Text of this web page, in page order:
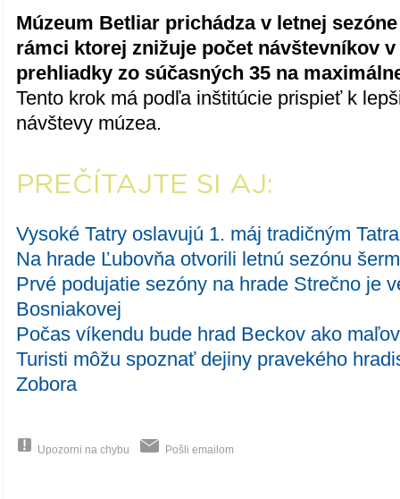
Múzeum Betliar prichádza v letnej
rámci ktorej znižuje počet návštevníkov
prehliadky zo súčasných 35 na
Tento krok má podľa inštitúcie prispieť k
návštevy múzea.
PREČÍTAJTE SI AJ:
Vysoké Tatry oslavujú 1. máj tradičným
Na hrade Ľubovňa otvorili letnú sezónu
Prvé podujatie sezóny na hrade Strečno je
Bosniakovej
Počas víkendu bude hrad Beckov ako
Turisti môžu spoznať dejiny pravekého
Zobora
Upozorni na chybu Pošli emailom